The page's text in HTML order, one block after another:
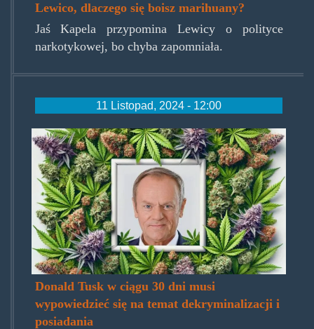
Lewico, dlaczego się boisz marihuany?
Jaś Kapela przypomina Lewicy o polityce
narkotykowej, bo chyba zapomniała.
11 Listopad, 2024 - 12:00
donald-
tusk-
o-
dekryminalizacji-
marihuany-
w-
polsce-
696x398.jpg.jpg
Donald Tusk w ciągu 30 dni musi
wypowiedzieć się na temat dekryminalizacji i
posiadania